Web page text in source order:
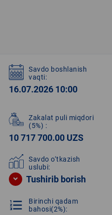
Savdo boshlanish
vaqti:
16.07.2026 10:00
Zakalat puli miqdori
(5%) :
10 717 700.00 UZS
Savdo o‘tkazish
uslubi:
Tushirib borish
format_list_numbered
Birinchi qadam
bahosi(2%):